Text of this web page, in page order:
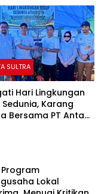
SULTRA
Hari Lingkungan
Sedunia, Karang
Bersama PT Antam
Program
Lokal